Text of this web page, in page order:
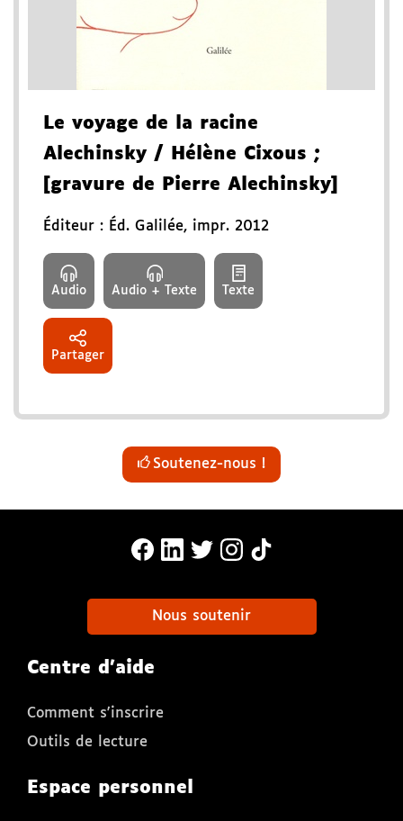
Le voyage de la racine
Alechinsky / Hélène Cixous ;
[gravure de Pierre Alechinsky]
Éditeur : Éd. Galilée, impr. 2012
Audio Audio + Texte Texte
Partager
Soutenez-nous !
MonaLira Sur Facebook (nouvelle
MonaLira Sur Linkedin
MonaLira Sur Twitter
MonaLira Sur
Nous soutenir
Centre d'aide
Comment s'inscrire
Outils de lecture
Espace personnel